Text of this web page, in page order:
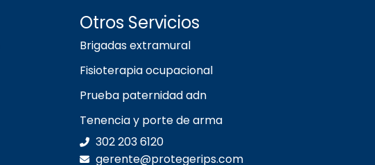
Otros Servicios
Brigadas extramural
Fisioterapia ocupacional
Prueba paternidad adn
Tenencia y porte de arma
302 203 6120
gerente@protegerips.com